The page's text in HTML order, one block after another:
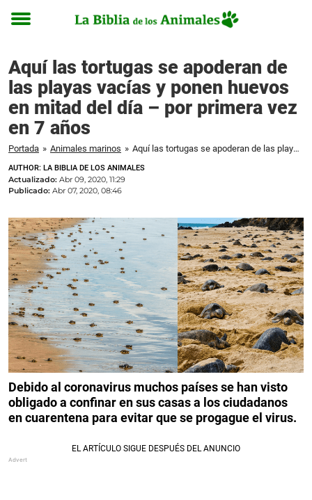
Toggle
Aquí las tortugas se apoderan de
las playas vacías y ponen huevos
en mitad del día – por primera vez
en 7 años
Portada » Animales marinos » Aquí las tortugas se apoderan de las playas vacías y ponen huevos en mitad del día – por primera vez en 7 años
AUTHOR: LA BIBLIA DE LOS ANIMALES
Actualizado: Abr 09, 2020, 11:29
Publicado: Abr 07, 2020, 08:46
Debido al coronavirus muchos países se han visto
obligado a confinar en sus casas a los ciudadanos
en cuarentena para evitar que se progague el virus.